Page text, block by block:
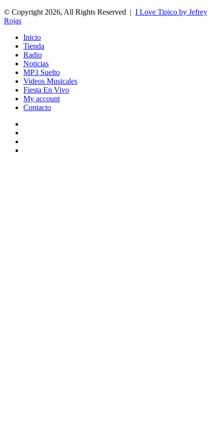
© Copyright 2026, All Rights Reserved | I Love Tipico by Jefrey
Rojas
Inicio
Tienda
Radio
Noticias
MP3 Suelto
Videos Musicales
Fiesta En Vivo
My account
Contacto